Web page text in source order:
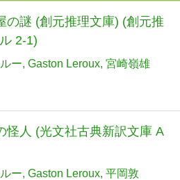
の謎 (創元推理文庫) (創元推
2-1)
ー Gaston Leroux 宮崎嶺雄
怪人 (光文社古典新訳文庫 A
ー Gaston Leroux 平岡敦